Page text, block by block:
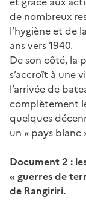
de nombreux
l’hygiène et de
ans vers 1940.
De son côté, la
s’accroît à une
l’arrivée de
complètement
quelques
un « pays blanc
Document 2 :
« guerres de
de Rangiriri.